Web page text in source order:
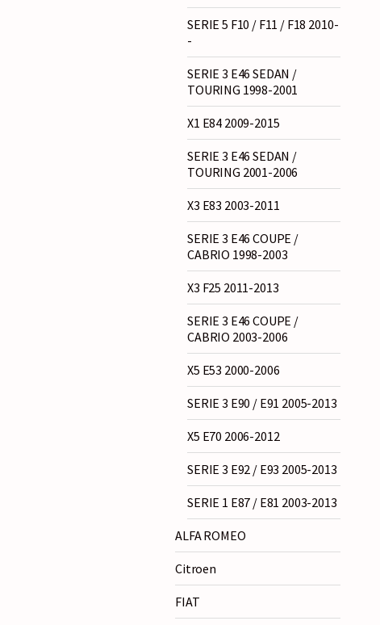
SERIE 5 F10 / F11 / F18 2010-
-
SERIE 3 E46 SEDAN /
TOURING 1998-2001
X1 E84 2009-2015
SERIE 3 E46 SEDAN /
TOURING 2001-2006
X3 E83 2003-2011
SERIE 3 E46 COUPE /
CABRIO 1998-2003
X3 F25 2011-2013
SERIE 3 E46 COUPE /
CABRIO 2003-2006
X5 E53 2000-2006
SERIE 3 E90 / E91 2005-2013
X5 E70 2006-2012
SERIE 3 E92 / E93 2005-2013
SERIE 1 E87 / E81 2003-2013
ALFA ROMEO
Citroen
FIAT